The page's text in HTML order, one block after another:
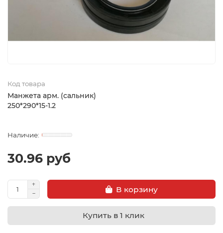
Код товара
Манжета арм. (сальник)
250*290*15-1.2
30.96 руб
В корзину
Купить в 1 клик